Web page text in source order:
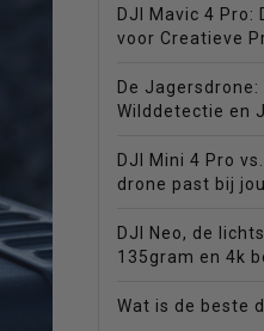
DJI Mavic 4 Pro:
voor Creatieve
De
Wilddetectie en
DJI Mini 4 Pro
drone past bij
DJI Neo, de
135gram en 4k
Wat is de beste